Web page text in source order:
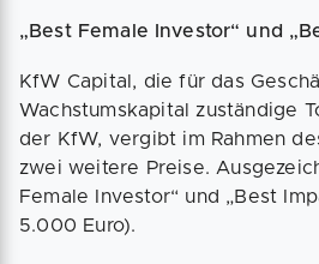
„Best Female Investor“ und
KfW Capital, die für das
Wachstumskapital zuständige
der KfW, vergibt im Rahmen
zwei weitere Preise.
Female Investor“ und „Best
5.000 Euro).